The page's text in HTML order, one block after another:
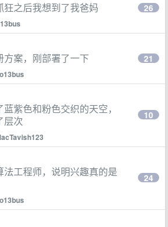
之后我想到了我爸妈 26
案，刚部署了一下 21
紫色和粉色交织的天空，
层次
10
工程师，说明兴趣真的是
24